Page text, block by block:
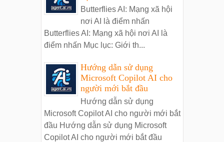
Butterflies AI: Mạng xã hội
nơi AI là điểm nhấn
Butterflies AI: Mạng xã hội nơi AI là
điểm nhấn Mục lục: Giới th...
Hướng dẫn sử dụng
Microsoft Copilot AI cho
người mới bắt đầu
Hướng dẫn sử dụng
Microsoft Copilot AI cho người mới bắt
đầu Hướng dẫn sử dụng Microsoft
Copilot AI cho người mới bắt đầu